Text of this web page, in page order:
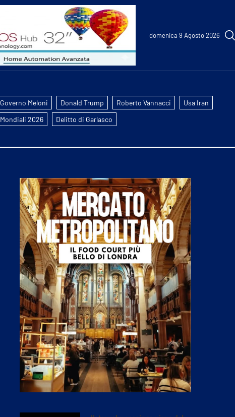
domenica 9 Agosto 2026
Governo Meloni Donald Trump Roberto Vannacci
Usa Iran
Mondiali 2026
Delitto di Garlasco